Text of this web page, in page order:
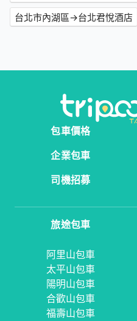
台北市內湖區→台北君悅酒店
包車價格
企業包車
司機招募
旅途包車
阿里山包車
太平山包車
陽明山包車
合歡山包車
福壽山包車